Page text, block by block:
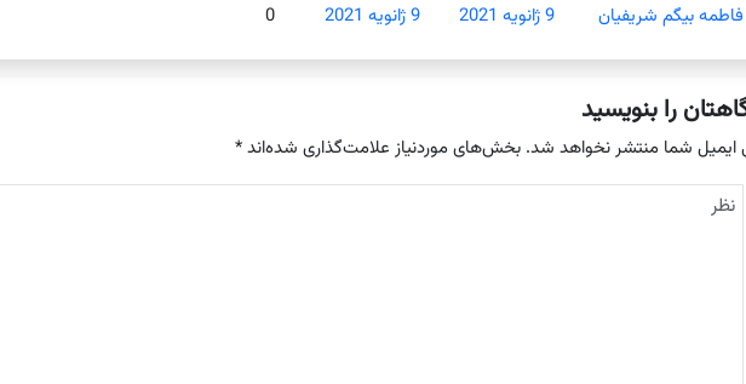
فاطمه بیگم شریفیان
9 ژانویه 2021 9 ژانویه 2021 0
را بنویسید
ایمیل شما منتشر نخواهد شد. بخش‌های موردنیاز علامت‌گذاری شده‌اند*